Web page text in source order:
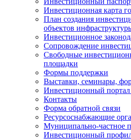
Инвестиционная карта
План создания
объектов
Инвестиционное
Сопровождение
Свободные
площадки
Формы поддержки
Выставки, семинары,
Инвестиционный портал
Контакты
Форма обратной связи
Ресурсоснабжающие
Муниципально-частное
Инвестиционный